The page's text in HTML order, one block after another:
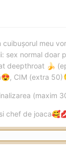
cuibușorul meu
sex normal doar
deepthroat 🍌
😍, CIM (extra 50)
(maxim
chef de joaca🥰